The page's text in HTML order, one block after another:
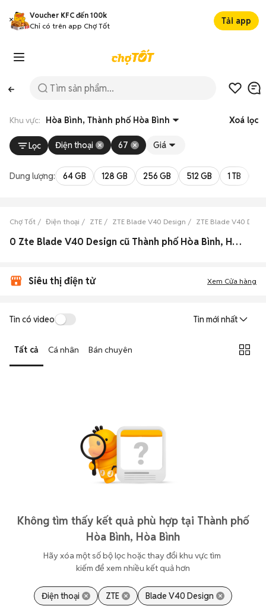
Voucher KFC đến 100k
Chỉ có trên app Chợ Tốt
Tải app
Khu vực: Hòa Bình, Thành phố Hòa Bình Xoá lọc
Lọc Điện thoại 67 Giá
Dung lượng: 64 GB 128 GB 256 GB 512 GB 1 TB
Chợ Tốt Điện thoại ZTE ZTE Blade V40 Design ZTE Blade V40
0 Zte Blade V40 Design cũ Thành phố Hòa Bình, Hòa Bình đẹp
Siêu thị điện tử Xem Cửa hàng
Tin có video Tin mới nhất
Tất cả Cá nhân Bán chuyên
Không tìm thấy kết quả phù hợp tại Thành phố
Hòa Bình, Hòa Bình
Hãy xóa một số bộ lọc hoặc thay đổi khu vực tìm
kiếm để xem nhiều kết quả hơn
Điện thoại ZTE Blade V40 Design